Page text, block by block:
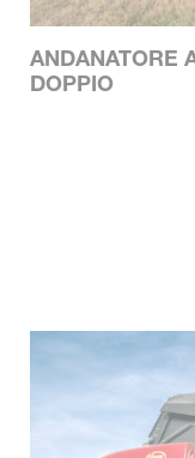
ANDANATORE
DOPPIO